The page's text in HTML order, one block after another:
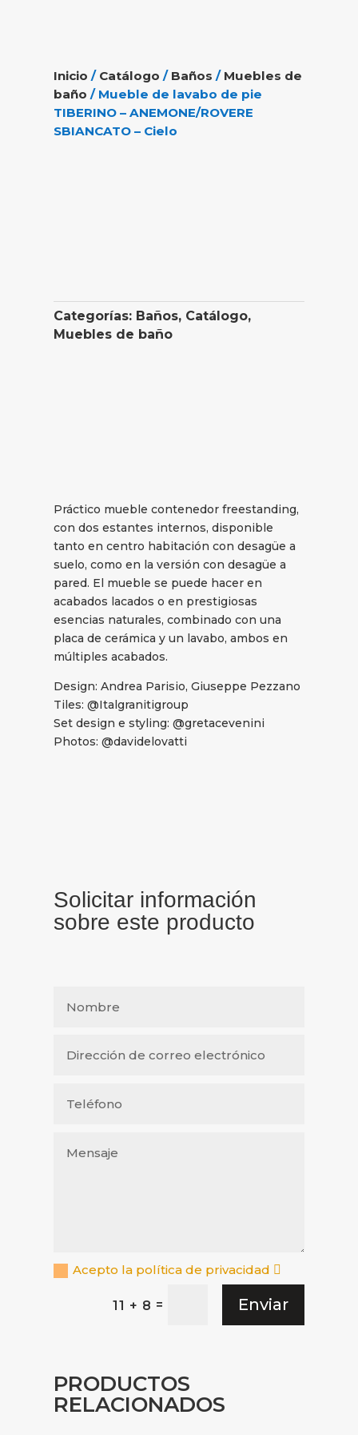
Inicio / Catálogo / Baños / Muebles de
baño / Mueble de lavabo de pie
TIBERINO – ANEMONE/ROVERE
SBIANCATO – Cielo
Categorías: Baños, Catálogo,
Muebles de baño
Práctico mueble contenedor freestanding,
con dos estantes internos, disponible
tanto en centro habitación con desagüe a
suelo, como en la versión con desagüe a
pared. El mueble se puede hacer en
acabados lacados o en prestigiosas
esencias naturales, combinado con una
placa de cerámica y un lavabo, ambos en
múltiples acabados.
Design: Andrea Parisio, Giuseppe Pezzano
Tiles: @Italgranitigroup
Set design e styling: @gretacevenini
Photos: @davidelovatti
Solicitar información
sobre este producto
Acepto la política de privacidad
11 + 8 = Enviar
PRODUCTOS
RELACIONADOS